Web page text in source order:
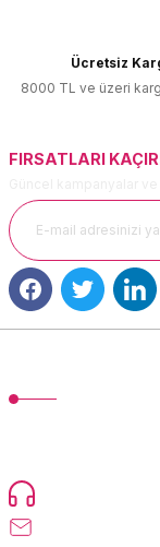
Ürün fiyatı
Bu ürüne
Ücretsiz
8000 TL ve üzeri
FIRSATLARI